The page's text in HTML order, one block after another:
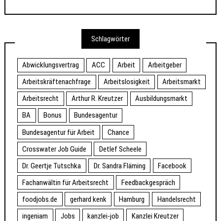
Schlagwörter
Abwicklungsvertrag ACC Arbeit
Arbeitgeber
Arbeitskräftenachfrage
Arbeitslosigkeit
Arbeitsmarkt
Arbeitsrecht
Arthur R. Kreutzer
Ausbildungsmarkt
BA
Bonus
Bundesagentur
Bundesagentur für Arbeit
Chance
Crosswater Job Guide
Detlef Scheele
Dr. Geertje Tutschka
Dr. Sandra Fläming
Facebook
Fachanwältin für Arbeitsrecht
Feedbackgespräch
foodjobs.de
gerhard kenk Hamburg
Handelsrecht
ingeniam
Jobs kanzlei-job
Kanzlei Kreutzer